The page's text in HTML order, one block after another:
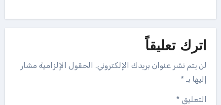
اترك تعليقاً
لن يتم نشر عنوان بريدك الإلكتروني.
الحقول الإلزامية مشار
إليها بـ *
التعليق *